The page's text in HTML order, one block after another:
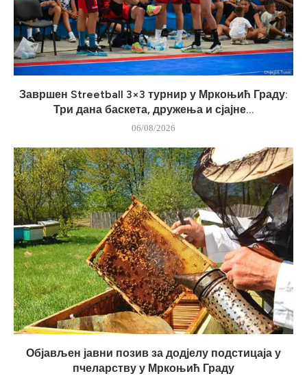
Завршен Streetball 3×3 турнир у Мркоњић Граду:
Три дана баскета, дружења и сјајне...
06/08/2026
Објављен јавни позив за додјелу подстицаја у
пчеларству у Мркоњић Граду